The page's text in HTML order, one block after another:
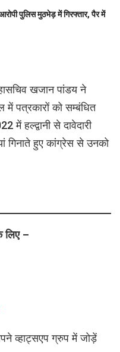
पुलिस मुठभेड़ में गिरफ्तार, पैर में
खजान पांडय ने
में पत्रकारों को सम्बंधित
में हल्द्वानी से दावेदारी
गिनाते हुए कांग्रेस से उनको
लिए –
व्हाट्सएप ग्रुप में जोड़ें